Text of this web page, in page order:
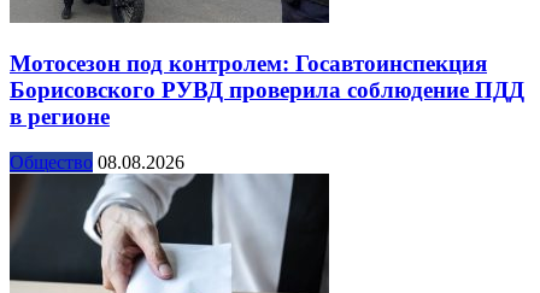
Мотосезон под контролем: Госавтоинспекция
Борисовского РУВД проверила соблюдение ПДД
в регионе
Общество 08.08.2026